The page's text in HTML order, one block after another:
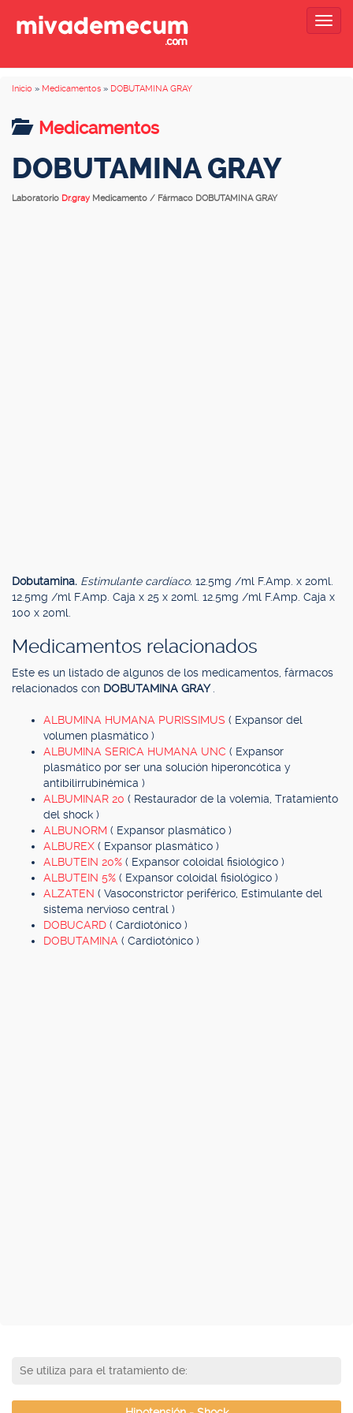
Inicio » Medicamentos » DOBUTAMINA GRAY
Medicamentos
DOBUTAMINA GRAY
Laboratorio Dr.gray Medicamento / Fármaco DOBUTAMINA GRAY
Dobutamina. Estimulante cardíaco. 12.5mg /ml F.Amp. x 20ml.
12.5mg /ml F.Amp. Caja x 25 x 20ml. 12.5mg /ml F.Amp. Caja x
100 x 20ml.
Medicamentos relacionados
Este es un listado de algunos de los medicamentos, fármacos
relacionados con DOBUTAMINA GRAY
ALBUMINA HUMANA PURISSIMUS ( Expansor del
volumen plasmático )
ALBUMINA SERICA HUMANA UNC ( Expansor
plasmático por ser una solución hiperoncótica y
antibilirrubinémica )
ALBUMINAR 20 ( Restaurador de la volemia, Tratamiento
del shock )
ALBUNORM ( Expansor plasmático )
ALBUREX ( Expansor plasmático )
ALBUTEIN 20% ( Expansor coloidal fisiológico )
ALBUTEIN 5% ( Expansor coloidal fisiológico )
ALZATEN ( Vasoconstrictor periférico, Estimulante del
sistema nervioso central )
DOBUCARD ( Cardiotónico )
DOBUTAMINA ( Cardiotónico )
Se utiliza para el tratamiento de: